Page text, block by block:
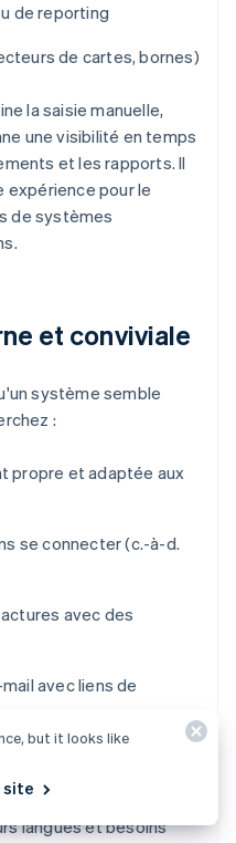
de reporting
de cartes, bornes)
la saisie manuelle,
une visibilité en temps
et les rapports. Il
expérience pour le
de systèmes
et conviviale
système semble
:
propre et adaptée aux
se connecter (c.-à-d.
avec des
avec liens de
de paiement
langues et besoins
but it looks like
site